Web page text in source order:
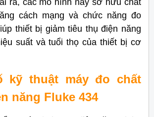
ra, các mô hình này sở hữu chất
cách mạng và chức năng đo
thiết bị giảm tiêu thụ điện năng
suất và tuổi thọ của thiết bị cơ
kỹ thuật máy đo chất
năng Fluke 434